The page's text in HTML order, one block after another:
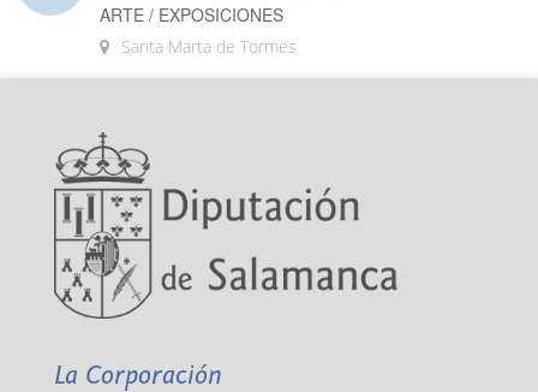
ARTE / EXPOSICIONES
Santa Marta de Tormes
La Corporación